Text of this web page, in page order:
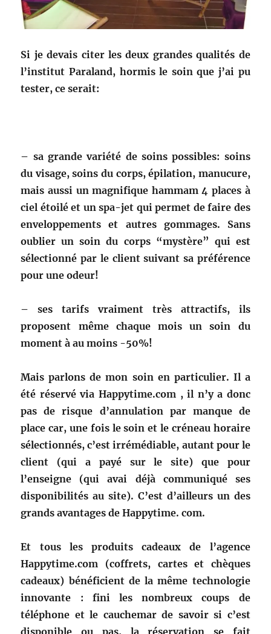
Si je devais citer les deux grandes qualités de
l’institut Paraland, hormis le soin que j’ai pu
tester, ce serait:
– sa grande variété de soins possibles: soins
du visage, soins du corps, épilation, manucure,
mais aussi un magnifique hammam 4 places à
ciel étoilé et un spa-jet qui permet de faire des
enveloppements et autres gommages. Sans
oublier un soin du corps “mystère” qui est
sélectionné par le client suivant sa préférence
pour une odeur!
– ses tarifs vraiment très attractifs, ils
proposent même chaque mois un soin du
moment à au moins -50%!
Mais parlons de mon soin en particulier. Il a
été réservé via Happytime.com , il n’y a donc
pas de risque d’annulation par manque de
place car, une fois le soin et le créneau horaire
sélectionnés, c’est irrémédiable, autant pour le
client (qui a payé sur le site) que pour
l’enseigne (qui avai déjà communiqué ses
disponibilités au site). C’est d’ailleurs un des
grands avantages de Happytime. com.
Et tous les produits cadeaux de l’agence
Happytime.com (coffrets, cartes et chèques
cadeaux) bénéficient de la même technologie
innovante : fini les nombreux coups de
téléphone et le cauchemar de savoir si c’est